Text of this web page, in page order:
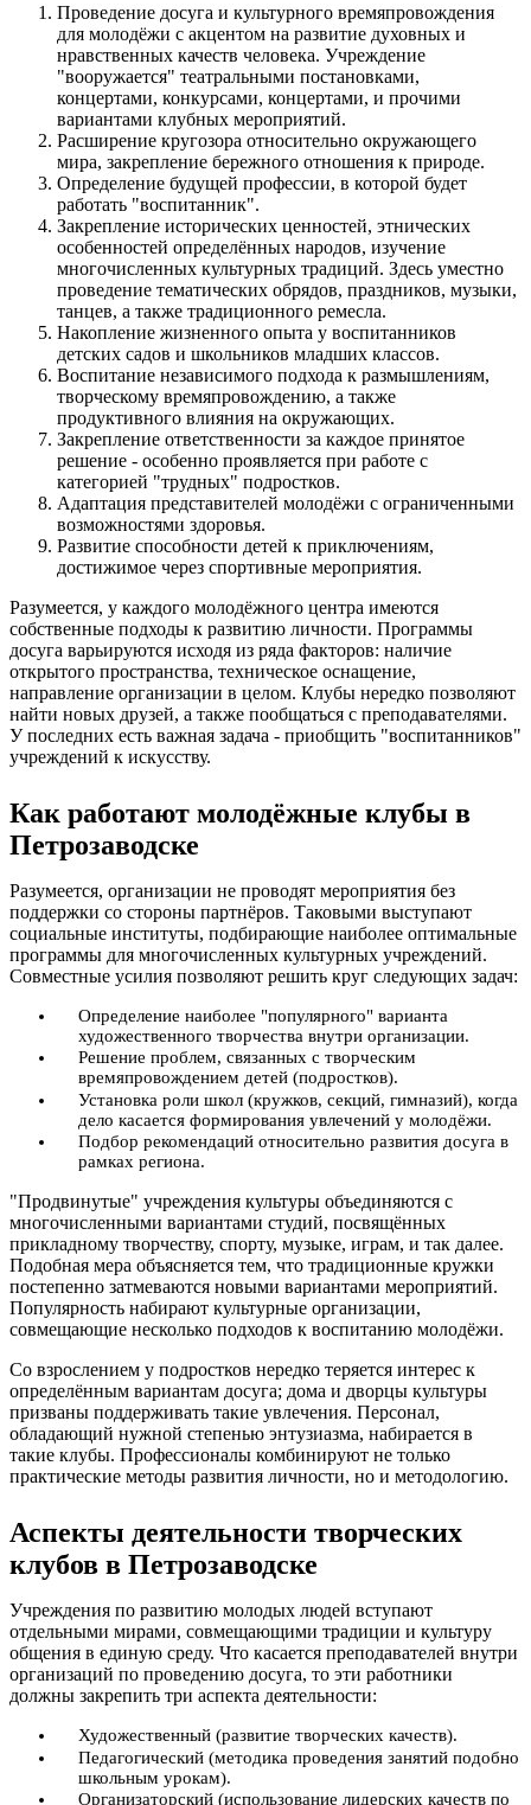
Проведение досуга и культурного времяпровождения
для молодёжи с акцентом на развитие духовных и
нравственных качеств человека. Учреждение
"вооружается" театральными постановками,
концертами, конкурсами, концертами, и прочими
вариантами клубных мероприятий.
Расширение кругозора относительно окружающего
мира, закрепление бережного отношения к природе.
Определение будущей профессии, в которой будет
работать "воспитанник".
Закрепление исторических ценностей, этнических
особенностей определённых народов, изучение
многочисленных культурных традиций. Здесь уместно
проведение тематических обрядов, праздников, музыки,
танцев, а также традиционного ремесла.
Накопление жизненного опыта у воспитанников
детских садов и школьников младших классов.
Воспитание независимого подхода к размышлениям,
творческому времяпровождению, а также
продуктивного влияния на окружающих.
Закрепление ответственности за каждое принятое
решение - особенно проявляется при работе с
категорией "трудных" подростков.
Адаптация представителей молодёжи с ограниченными
возможностями здоровья.
Развитие способности детей к приключениям,
достижимое через спортивные мероприятия.
Разумеется, у каждого молодёжного центра имеются
собственные подходы к развитию личности. Программы
досуга варьируются исходя из ряда факторов: наличие
открытого пространства, техническое оснащение,
направление организации в целом. Клубы нередко позволяют
найти новых друзей, а также пообщаться с преподавателями.
У последних есть важная задача - приобщить "воспитанников"
учреждений к искусству.
Как работают молодёжные клубы в
Петрозаводске
Разумеется, организации не проводят мероприятия без
поддержки со стороны партнёров. Таковыми выступают
социальные институты, подбирающие наиболее оптимальные
программы для многочисленных культурных учреждений.
Совместные усилия позволяют решить круг следующих задач:
Определение наиболее "популярного" варианта
художественного творчества внутри организации.
Решение проблем, связанных с творческим
времяпровождением детей (подростков).
Установка роли школ (кружков, секций, гимназий), когда
дело касается формирования увлечений у молодёжи.
Подбор рекомендаций относительно развития досуга в
рамках региона.
"Продвинутые" учреждения культуры объединяются с
многочисленными вариантами студий, посвящённых
прикладному творчеству, спорту, музыке, играм, и так далее.
Подобная мера объясняется тем, что традиционные кружки
постепенно затмеваются новыми вариантами мероприятий.
Популярность набирают культурные организации,
совмещающие несколько подходов к воспитанию молодёжи.
Со взрослением у подростков нередко теряется интерес к
определённым вариантам досуга; дома и дворцы культуры
призваны поддерживать такие увлечения. Персонал,
обладающий нужной степенью энтузиазма, набирается в
такие клубы. Профессионалы комбинируют не только
практические методы развития личности, но и методологию.
Аспекты деятельности творческих
клубов в Петрозаводске
Учреждения по развитию молодых людей вступают
отдельными мирами, совмещающими традиции и культуру
общения в единую среду. Что касается преподавателей внутри
организаций по проведению досуга, то эти работники
должны закрепить три аспекта деятельности:
Художественный (развитие творческих качеств).
Педагогический (методика проведения занятий подобно
школьным урокам).
Организаторский (использование лидерских качеств по